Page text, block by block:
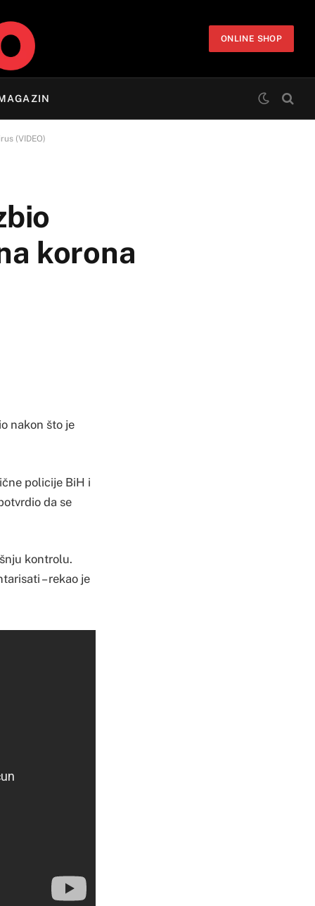
ONLINE SHOP
(VIDEO)
korona
nakon što je
policije BiH i
da se
kontrolu.
– rekao je